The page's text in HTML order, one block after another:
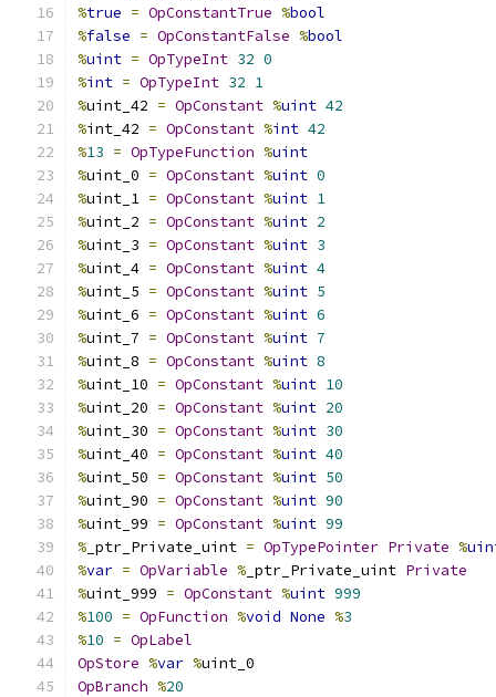
%true = OpConstantTrue %bool
%false = OpConstantFalse %bool
%uint = OpTypeInt 32 0
%int = OpTypeInt 32 1
%uint_42 = OpConstant %uint 42
%int_42 = OpConstant %int 42
%13 = OpTypeFunction %uint
%uint_0 = OpConstant %uint 0
%uint_1 = OpConstant %uint 1
%uint_2 = OpConstant %uint 2
%uint_3 = OpConstant %uint 3
%uint_4 = OpConstant %uint 4
%uint_5 = OpConstant %uint 5
%uint_6 = OpConstant %uint 6
%uint_7 = OpConstant %uint 7
%uint_8 = OpConstant %uint 8
%uint_10 = OpConstant %uint 10
%uint_20 = OpConstant %uint 20
%uint_30 = OpConstant %uint 30
%uint_40 = OpConstant %uint 40
%uint_50 = OpConstant %uint 50
%uint_90 = OpConstant %uint 90
%uint_99 = OpConstant %uint 99
% _ptr_Private_uint = OpTypePointer Private %
%var = OpVariable % _ptr_Private_uint Private
%uint_999 = OpConstant %uint 999
%100 = OpFunction %void None %3
%10 = OpLabel
OpStore %var %uint_0
OpBranch %20